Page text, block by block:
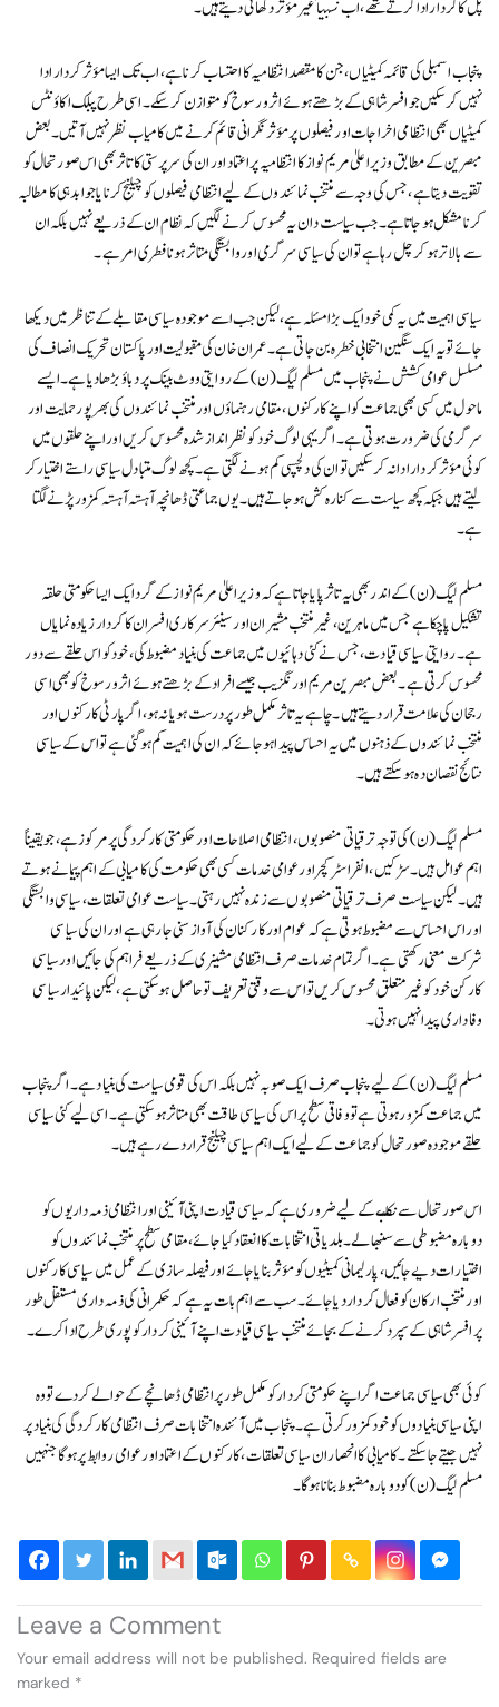
پل کا کردار ادا کرتے تھے، اب نسبتاً غیر مؤثر دکھائی دیتے ہیں۔
پنجاب اسمبلی کی قائمہ کمیٹیاں، جن کا مقصد انتظامیہ کا احتساب کرنا ہے، اب تک ایسا مؤثر کردار ادا
نہیں کر سکیں جو افسر شاہی کے بڑھتے ہوئے اثر و رسوخ کو متوازن کر سکے۔ اسی طرح پبلک اکاؤنٹس
کمیٹیاں بھی انتظامی اخراجات اور فیصلوں پر مؤثر نگرانی قائم کرنے میں کامیاب نظر نہیں آتیں۔ بعض
مبصرین کے مطابق وزیراعلیٰ مریم نواز کا انتظامیہ پر اعتماد اور ان کی سرپرستی کا تاثر بھی اس صورتحال کو
تقویت دیتا ہے، جس کی وجہ سے منتخب نمائندوں کے لیے انتظامی فیصلوں کو چیلنج کرنا یا جوابدہی کا مطالبہ
کرنا مشکل ہو جاتا ہے۔ جب سیاست دان یہ محسوس کرنے لگیں کہ نظام ان کے ذریعے نہیں بلکہ ان
سے بالاتر ہو کر چل رہا ہے تو ان کی سیاسی سرگرمی اور وابستگی متاثر ہونا فطری امر ہے۔
سیاسی اہمیت میں یہ کمی خود ایک بڑا مسئلہ ہے، لیکن جب اسے موجودہ سیاسی مقابلے کے تناظر میں دیکھا
جائے تو یہ ایک سنگین انتخابی خطرہ بن جاتی ہے۔ عمران خان کی مقبولیت اور پاکستان تحریک انصاف کی
مسلسل عوامی کشش نے پنجاب میں مسلم لیگ (ن) کے روایتی ووٹ بینک پر دباؤ بڑھا دیا ہے۔ ایسے
ماحول میں کسی بھی جماعت کو اپنے کارکنوں، مقامی رہنماؤں اور منتخب نمائندوں کی بھرپور حمایت اور
سرگرمی کی ضرورت ہوتی ہے۔ اگر یہی لوگ خود کو نظر انداز شدہ محسوس کریں اور اپنے حلقوں میں
کوئی مؤثر کردار ادا نہ کر سکیں تو ان کی دلچسپی کم ہونے لگتی ہے۔ کچھ لوگ متبادل سیاسی راستے اختیار کر
لیتے ہیں جبکہ کچھ سیاست سے کنارہ کش ہو جاتے ہیں۔ یوں جماعتی ڈھانچہ آہستہ آہستہ کمزور پڑنے لگتا
ہے۔
مسلم لیگ (ن) کے اندر بھی یہ تاثر پایا جاتا ہے کہ وزیراعلیٰ مریم نواز کے گرد ایک ایسا حکومتی حلقہ
تشکیل پا چکا ہے جس میں ماہرین، غیر منتخب مشیران اور سینئر سرکاری افسران کا کردار زیادہ نمایاں
ہے۔ روایتی سیاسی قیادت، جس نے کئی دہائیوں میں جماعت کی بنیاد مضبوط کی، خود کو اس حلقے سے دور
محسوس کرتی ہے۔ بعض مبصرین مریم اورنگزیب جیسے افراد کے بڑھتے ہوئے اثر و رسوخ کو بھی اسی
رجحان کی علامت قرار دیتے ہیں۔ چاہے یہ تاثر مکمل طور پر درست ہو یا نہ ہو، اگر پارٹی کارکنوں اور
منتخب نمائندوں کے ذہنوں میں یہ احساس پیدا ہو جائے کہ ان کی اہمیت کم ہو گئی ہے تو اس کے سیاسی
نتائج نقصان دہ ہو سکتے ہیں۔
مسلم لیگ (ن) کی توجہ ترقیاتی منصوبوں، انتظامی اصلاحات اور حکومتی کارکردگی پر مرکوز ہے، جو یقیناً
اہم عوامل ہیں۔ سڑکیں، انفراسٹرکچر اور عوامی خدمات کسی بھی حکومت کی کامیابی کے اہم پیمانے ہوتے
ہیں۔ لیکن سیاست صرف ترقیاتی منصوبوں سے زندہ نہیں رہتی۔ سیاست عوامی تعلقات، سیاسی وابستگی
اور اس احساس سے مضبوط ہوتی ہے کہ عوام اور کارکنان کی آواز سنی جا رہی ہے اور ان کی سیاسی
شرکت معنی رکھتی ہے۔ اگر تمام خدمات صرف انتظامی مشینری کے ذریعے فراہم کی جائیں اور سیاسی
کارکن خود کو غیر متعلق محسوس کریں تو اس سے وقتی تعریف تو حاصل ہو سکتی ہے، لیکن پائیدار سیاسی
وفاداری پیدا نہیں ہوتی۔
مسلم لیگ (ن) کے لیے پنجاب صرف ایک صوبہ نہیں بلکہ اس کی قومی سیاست کی بنیاد ہے۔ اگر پنجاب
میں جماعت کمزور ہوتی ہے تو وفاقی سطح پر اس کی سیاسی طاقت بھی متاثر ہو سکتی ہے۔ اسی لیے کئی سیاسی
حلقے موجودہ صورتحال کو جماعت کے لیے ایک اہم سیاسی چیلنج قرار دے رہے ہیں۔
اس صورتحال سے نکلنے کے لیے ضروری ہے کہ سیاسی قیادت اپنی آئینی اور انتظامی ذمہ داریوں کو
دوبارہ مضبوطی سے سنبھالے۔ بلدیاتی انتخابات کا انعقاد کیا جائے، مقامی سطح پر منتخب نمائندوں کو
اختیارات دیے جائیں، پارلیمانی کمیٹیوں کو مؤثر بنایا جائے اور فیصلہ سازی کے عمل میں سیاسی کارکنوں
اور منتخب ارکان کو فعال کردار دیا جائے۔ سب سے اہم بات یہ ہے کہ حکمرانی کی ذمہ داری مستقل طور
پر افسر شاہی کے سپرد کرنے کے بجائے منتخب سیاسی قیادت اپنے آئینی کردار کو پوری طرح ادا کرے۔
کوئی بھی سیاسی جماعت اگر اپنے حکومتی کردار کو مکمل طور پر انتظامی ڈھانچے کے حوالے کر دے تو وہ
اپنی سیاسی بنیادوں کو خود کمزور کرتی ہے۔ پنجاب میں آئندہ انتخابات صرف انتظامی کارکردگی کی بنیاد پر
نہیں جیتے جا سکتے۔ کامیابی کا انحصار ان سیاسی تعلقات، کارکنوں کے اعتماد اور عوامی روابط پر ہوگا جنہیں
مسلم لیگ (ن) کو دوبارہ مضبوط بنانا ہوگا۔
Leave a Comment
Your email address will not be published. Required fields are
marked *